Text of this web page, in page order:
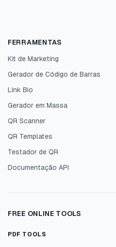
FERRAMENTAS
Kit de Marketing
Gerador de Código de Barras
Link Bio
Gerador em Massa
QR Scanner
QR Templates
Testador de QR
Documentação API
FREE ONLINE TOOLS
PDF TOOLS